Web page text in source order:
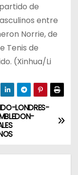
de
entre
Norrie, de
Tenis de
(Xinhua/Li
LONDRES-